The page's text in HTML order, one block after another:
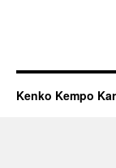
Kenko Kempo